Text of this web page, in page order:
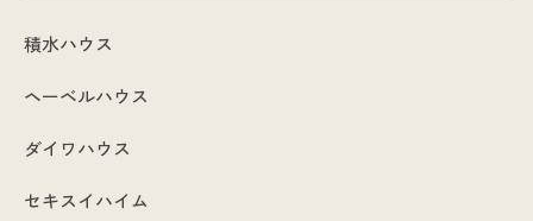
積水ハウス
ヘーベルハウス
ダイワハウス
セキスイハイム